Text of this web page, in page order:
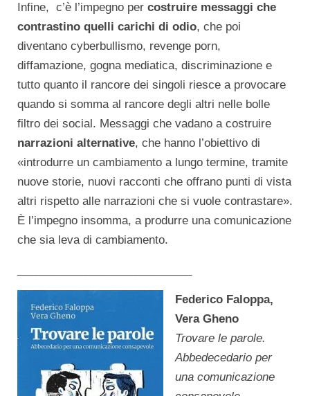
Infine, c’è l’impegno per costruire messaggi che
contrastino quelli carichi di odio, che poi
diventano cyberbullismo, revenge porn,
diffamazione, gogna mediatica, discriminazione e
tutto quanto il rancore dei singoli riesce a provocare
quando si somma al rancore degli altri nelle bolle
filtro dei social. Messaggi che vadano a costruire
narrazioni alternative, che hanno l’obiettivo di
«introdurre un cambiamento a lungo termine, tramite
nuove storie, nuovi racconti che offrano punti di vista
altri rispetto alle narrazioni che si vuole contrastare».
È l’impegno insomma, a produrre una comunicazione
che sia leva di cambiamento.
Federico Faloppa,
Vera Gheno
Trovare le parole.
Abbedecedario per
una comunicazione